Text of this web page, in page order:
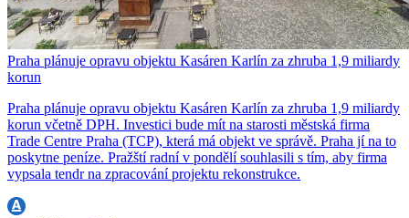
Praha plánuje opravu objektu Kasáren Karlín za zhruba 1,9 miliardy
korun
Praha plánuje opravu objektu Kasáren Karlín za zhruba 1,9 miliardy
korun včetně DPH. Investici bude mít na starosti městská firma
Trade Centre Praha (TCP), která má objekt ve správě. Praha jí na to
poskytne peníze. Pražští radní v pondělí souhlasili s tím, aby firma
vypsala tendr na zpracování projektu rekonstrukce.